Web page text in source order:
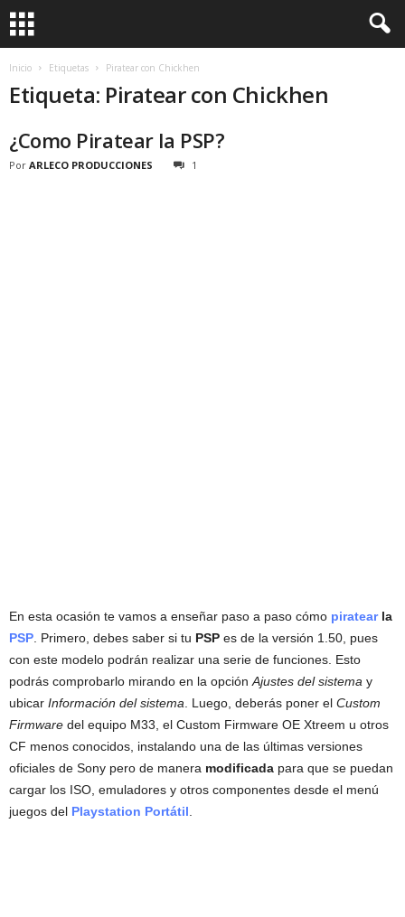
Inicio Etiquetas Piratear con Chickhen
Etiqueta: Piratear con Chickhen
¿Como Piratear la PSP?
Por ARLECO PRODUCCIONES 1
En esta ocasión te vamos a enseñar paso a paso cómo piratearla
PSP . Primero, debes saber si tu PSP es de la versión 1.50, pues
con este modelo podrán realizar una serie de funciones. Esto
podrás comprobarlo mirando en la opción Ajustes del sistema y
ubicar Información del sistema . Luego, deberás poner el Custom
Firmware del equipo M33, el Custom Firmware OE Xtreem u otros
CF menos conocidos, instalando una de las últimas versiones
oficiales de Sony pero de manera modificada para que se puedan
cargar los ISO, emuladores y otros componentes desde el menú
juegos del Playstation Portátil